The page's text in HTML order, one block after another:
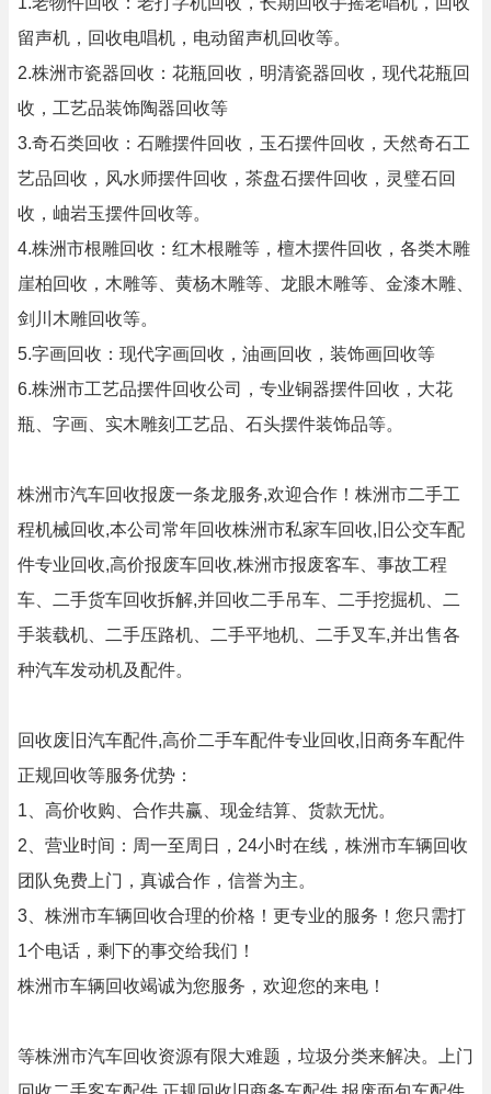
留声机，回收电唱机，电动留声机回收等。
2.株洲市瓷器回收：花瓶回收，明清瓷器回收，现代花瓶回
收，工艺品装饰陶器回收等
3.奇石类回收：石雕摆件回收，玉石摆件回收，天然奇石工
艺品回收，风水师摆件回收，茶盘石摆件回收，灵璧石回
收，岫岩玉摆件回收等。
4.株洲市根雕回收：红木根雕等，檀木摆件回收，各类木雕
崖柏回收，木雕等、黄杨木雕等、龙眼木雕等、金漆木雕、
剑川木雕回收等。
5.字画回收：现代字画回收，油画回收，装饰画回收等
6.株洲市工艺品摆件回收公司，专业铜器摆件回收，大花
瓶、字画、实木雕刻工艺品、石头摆件装饰品等。
株洲市汽车回收报废一条龙服务,欢迎合作！株洲市二手工
程机械回收,本公司常年回收株洲市私家车回收,旧公交车配
件专业回收,高价报废车回收,株洲市报废客车、事故工程
车、二手货车回收拆解,并回收二手吊车、二手挖掘机、二
手装载机、二手压路机、二手平地机、二手叉车,并出售各
种汽车发动机及配件。
回收废旧汽车配件,高价二手车配件专业回收,旧商务车配件
正规回收等服务优势：
1、高价收购、合作共赢、现金结算、货款无忧。
2、营业时间：周一至周日，24小时在线，株洲市车辆回收
团队免费上门，真诚合作，信誉为主。
3、株洲市车辆回收合理的价格！更专业的服务！您只需打
1个电话，剩下的事交给我们！
株洲市车辆回收竭诚为您服务，欢迎您的来电！
等株洲市汽车回收资源有限大难题，垃圾分类来解决。上门